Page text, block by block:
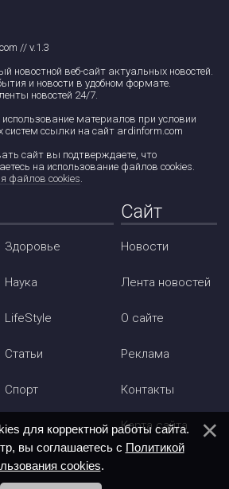
// v.1.3
новостной веб-сайт актуальных новостей.
и новости в удобном формате.
новостей 24/7.
материалов при условии
систем ссылки на сайт ardinform.com
сайт вы подтверждаете, что
на использование файлов cookies.
файлов cookies.
Здоровье
Наука
LifeStyle
Статьи
Спорт
Сайт
Новости
Лента новостей
О сайте
Реклама
Контакты
Карта сайта
для корректной работы сайта.
вы соглашаетесь с Политикой
cookies.